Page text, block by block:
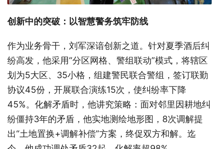
创新中的突破：以智慧警务筑牢防线
作为业务骨干，刘军深谙创新之道。针对夏季酒后纠
纷高发，他采用“分区网格、警组联动”模式，将辖区
划为5大区、35小格，组建警民联合警组，签订联勤
协议45份，开展联合演练15次，使纠纷率下降
45%。化解矛盾时，他讲究策略：面对邻里因耕地纠
纷僵持3年的矛盾，他实地测绘地形图，8次调解提
出“土地置换+调解补偿”方案，终促双方和解。迄